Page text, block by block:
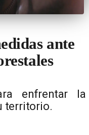
ante
enfrentar la
territorio.